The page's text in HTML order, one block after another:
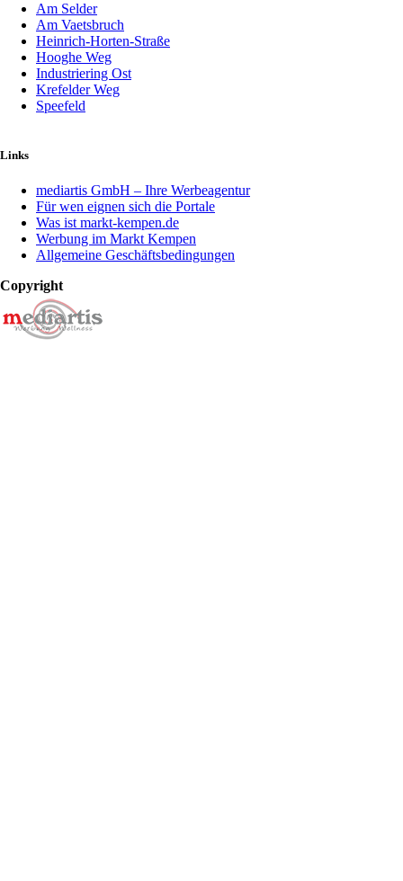
Am Selder
Am Vaetsbruch
Heinrich-Horten-Straße
Hooghe Weg
Industriering Ost
Krefelder Weg
Speefeld
Links
mediartis GmbH – Ihre Werbeagentur
Für wen eignen sich die Portale
Was ist markt-kempen.de
Werbung im Markt Kempen
Allgemeine Geschäftsbedingungen
Copyright